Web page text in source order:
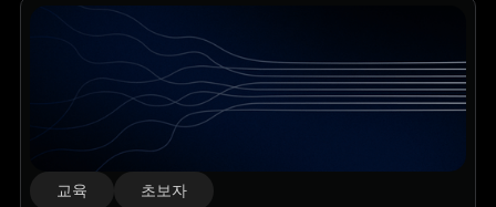
교육 초보자